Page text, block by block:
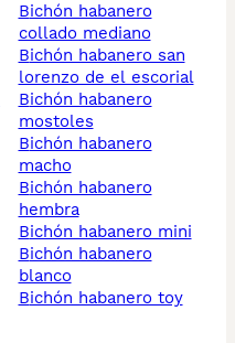
bichón habanero
collado mediano
bichón habanero san
lorenzo de el escorial
bichón habanero
mostoles
bichón habanero
macho
bichón habanero
hembra
bichón habanero mini
bichón habanero
blanco
bichón habanero toy